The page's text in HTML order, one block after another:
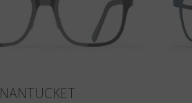
NANTUCKET